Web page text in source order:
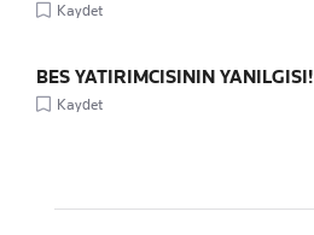
Kaydet
BES YATIRIMCISININ YANILGISI!
Kaydet